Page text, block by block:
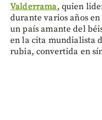
Valderrama, quien
durante varios años
un país amante del
en la cita mundialista
rubia, convertida en